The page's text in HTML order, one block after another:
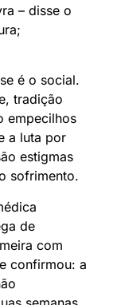
– disse o
é o social.
tradição
empecilhos
a luta por
estigmas
sofrimento.
de
com
confirmou: a